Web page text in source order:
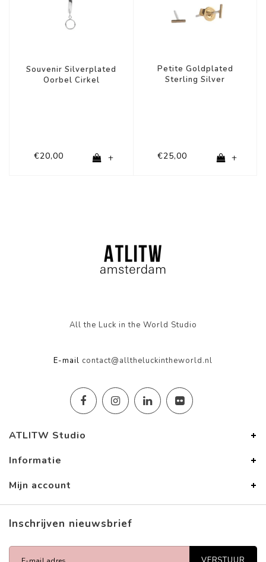
Souvenir Silverplated
Oorbel Cirkel
€20,00 +
Petite Goldplated
Sterling Silver
€25,00 +
All the Luck in the World Studio
E-mail contact@alltheluckintheworld.nl
ATLITW Studio
Informatie
Mijn account
Inschrijven nieuwsbrief